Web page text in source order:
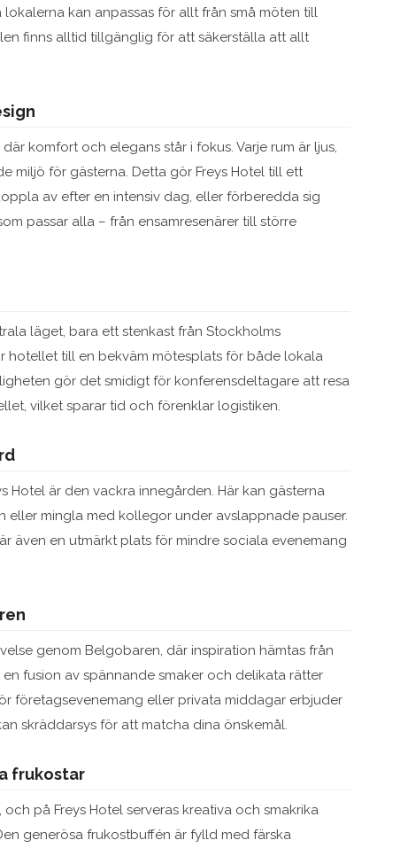
kan anpassas för allt från små möten till
finns alltid tillgänglig för att säkerställa att allt
komfort och elegans står i fokus. Varje rum är ljus,
miljö för gästerna. Detta gör Freys Hotel till ett
av efter en intensiv dag, eller förberedda sig
passar alla – från ensamresenärer till större
läget, bara ett stenkast från Stockholms
hotellet till en bekväm mötesplats för både lokala
gör det smidigt för konferensdeltagare att resa
vilket sparar tid och förenklar logistiken.
Hotel är den vackra innegården. Här kan gästerna
eller mingla med kollegor under avslappnade pauser.
även en utmärkt plats för mindre sociala evenemang
genom Belgobaren, där inspiration hämtas från
fusion av spännande smaker och delikata rätter
företagsevenemang eller privata middagar erbjuder
skräddarsys för att matcha dina önskemål.
frukostar
på Freys Hotel serveras kreativa och smakrika
generösa frukostbuffén är fylld med färska